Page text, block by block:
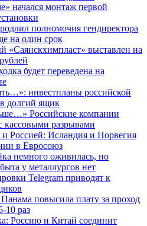
начался монтаж первой
полномочия гендиректора
на один срок
«Саянскхимпласт» выставлен на
будет переведена на
инвестпланы российской
долгий ящик
Российские компании
кассовыми разрывами
Россией: Исландия и Норвегия
в Евросоюз
немного оживилась, но
у металлургов нет
Telegram приводят к
повысила плату за проход
10 раз
Россию и Китай соединит